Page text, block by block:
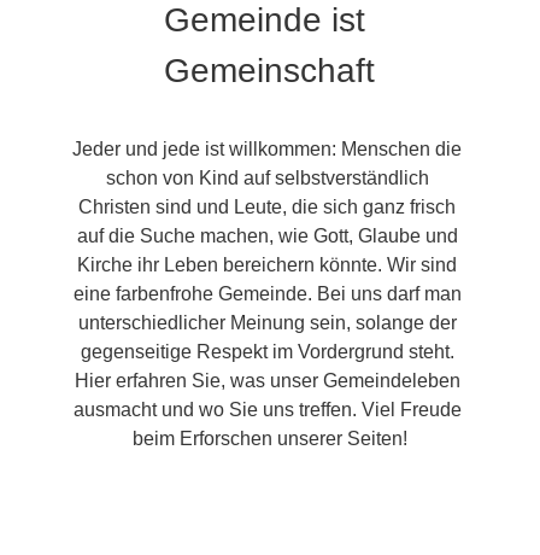
Gemeinde ist
Gemeinschaft
Jeder und jede ist willkommen: Menschen die
schon von Kind auf selbstverständlich
Christen sind und Leute, die sich ganz frisch
auf die Suche machen, wie Gott, Glaube und
Kirche ihr Leben bereichern könnte. Wir sind
eine farbenfrohe Gemeinde. Bei uns darf man
unterschiedlicher Meinung sein, solange der
gegenseitige Respekt im Vordergrund steht.
Hier erfahren Sie, was unser Gemeindeleben
ausmacht und wo Sie uns treffen. Viel Freude
beim Erforschen unserer Seiten!